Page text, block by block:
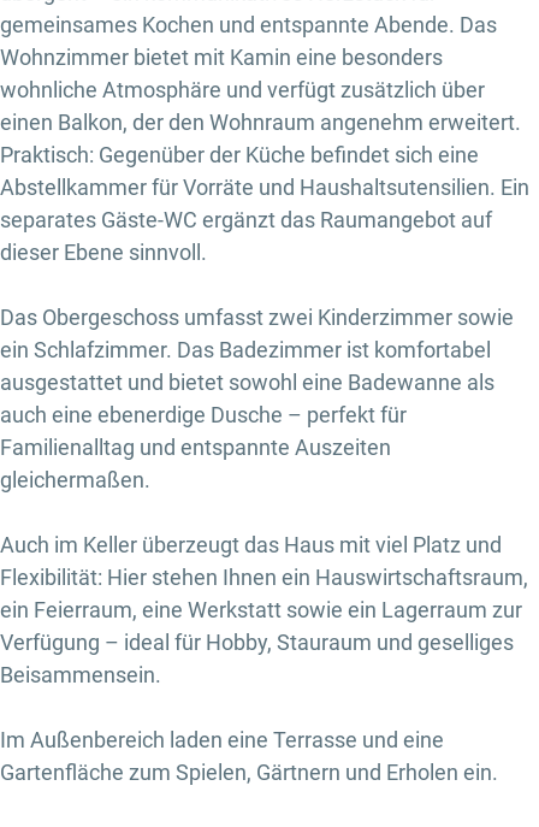
gemeinsames Kochen und entspannte Abende. Das
Wohnzimmer bietet mit Kamin eine besonders
wohnliche Atmosphäre und verfügt zusätzlich über
einen Balkon, der den Wohnraum angenehm erweitert.
Praktisch: Gegenüber der Küche befindet sich eine
Abstellkammer für Vorräte und Haushaltsutensilien. Ein
separates Gäste-WC ergänzt das Raumangebot auf
dieser Ebene sinnvoll.
Das Obergeschoss umfasst zwei Kinderzimmer sowie
ein Schlafzimmer. Das Badezimmer ist komfortabel
ausgestattet und bietet sowohl eine Badewanne als
auch eine ebenerdige Dusche – perfekt für
Familienalltag und entspannte Auszeiten
gleichermaßen.
Auch im Keller überzeugt das Haus mit viel Platz und
Flexibilität: Hier stehen Ihnen ein Hauswirtschaftsraum,
ein Feierraum, eine Werkstatt sowie ein Lagerraum zur
Verfügung – ideal für Hobby, Stauraum und geselliges
Beisammensein.
Im Außenbereich laden eine Terrasse und eine
Gartenfläche zum Spielen, Gärtnern und Erholen ein.